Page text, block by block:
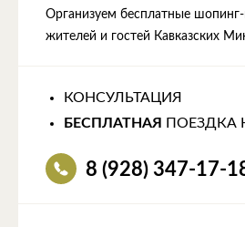
Организуем бесплатные
жителей и гостей Кавказских
КОНСУЛЬТАЦИЯ
БЕСПЛАТНАЯ
ПОЕЗДКА
8 (928) 347-17-